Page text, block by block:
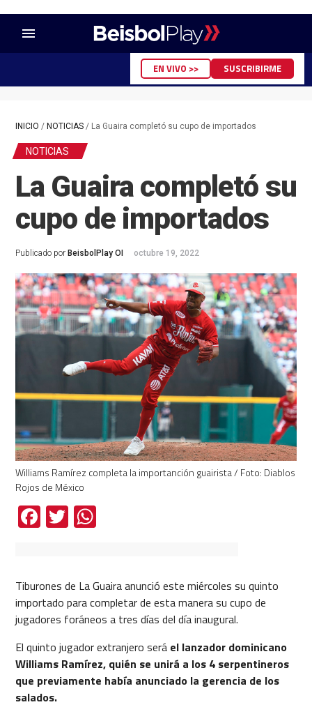
menu
EN VIVO >> SUSCRIBIRME
INICIO / NOTICIAS/ La Guaira completó su cupo de importados
NOTICIAS
La Guaira completó su
cupo de importados
Publicado por BeisbolPlay OI octubre 19, 2022
Williams Ramírez completa la importanción guairista / Foto: Diablos
Rojos de México
Facebook
Twitter
Tiburones de La Guaira anunció este miércoles su quinto
importado para completar de esta manera su cupo de
jugadores foráneos a tres días del día inaugural.
El quinto jugador extranjero será el lanzador dominicano
Williams Ramírez, quién se unirá a los 4 serpentineros
que previamente había anunciado la gerencia de los
salados.